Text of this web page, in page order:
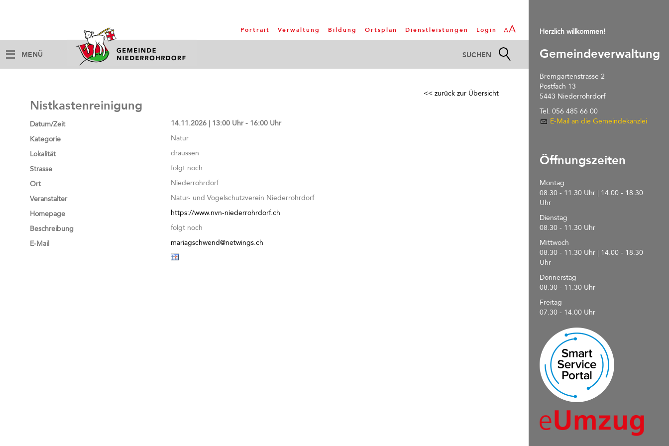
AA
Portrait Verwaltung Bildung Ortsplan Dienstleistungen Login
MENÜ
<< zurück zur Übersicht
Nistkastenreinigung
Datum/Zeit
14.11.2026 | 13:00 Uhr - 16:00 Uhr
Kategorie
Natur
Lokalität
draussen
Strasse
folgt noch
Ort
Niederrohrdorf
Veranstalter
Natur- und Vogelschutzverein Niederrohrdorf
Homepage
https://www.nvn-niederrohrdorf.ch
Beschreibung
folgt noch
E-Mail
mariagschwend@netwings.ch
Herzlich willkommen!
Gemeindeverwaltung
Bremgartenstrasse 2
Postfach 13
5443 Niederrohrdorf
Tel. 056 485 66 00
E-Mail an die Gemeindekanzlei
Öffnungszeiten
Montag
08.30 - 11.30 Uhr | 14.00 - 18.30
Uhr
Dienstag
08.30 - 11.30 Uhr
Mittwoch
08.30 - 11.30 Uhr | 14.00 - 18.30
Uhr
Donnerstag
08.30 - 11.30 Uhr
Freitag
07.30 - 14.00 Uhr